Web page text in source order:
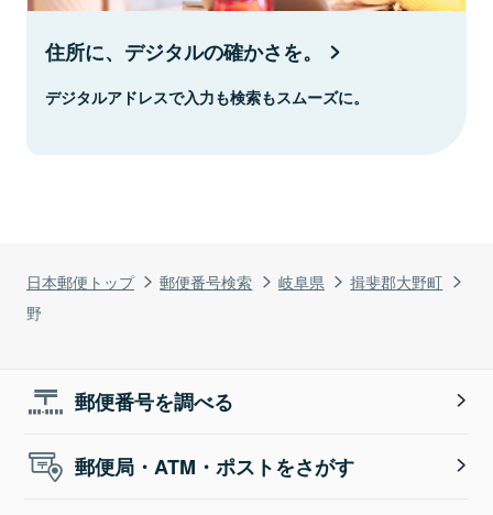
日本郵便トップ 郵便番号検索 岐阜県
揖斐郡大野町
野
住所に、デジタルの確かさを。
デジタルアドレスで入力も検索もスムーズに。
郵便番号を調べる
郵便局・ATM・ポストをさがす